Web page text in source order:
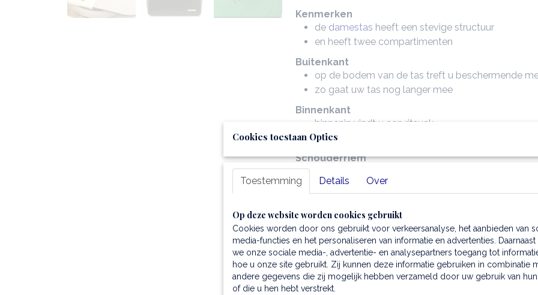
Kenmerken
de damestas heeft een stevige structuur
en heeft twee compartimenten
Buitenkant
op de bodem van de tas treft u beschermende
zo gaat uw tas nog langer mee
Binnenkant
binnenin vindt u een ritsvak
en verder nog twee multifunctionele vakjes
Schouderriem
heeft een verstelbare alsook
van leder
de hardware is goudkleurig
Sluiting
de tas sluit met een Twist Lock
Accessoire
een beschermende stofzak wordt meegeleverd
Cookies toestaan Opties
Toestemming Details Over
Op deze website worden cookies gebruikt
Cookies worden door ons gebruikt voor verkeersanalyse, het aanbieden van
media-functies en het personaliseren van informatie en advertenties. Daarnaast
we onze sociale media-, advertentie- en analysepartners toegang tot
hoe u onze site gebruikt. Zij kunnen deze informatie gebruiken in combinatie
andere gegevens die zij mogelijk hebben verzameld door uw gebruik van
of die u hen hebt verstrekt.